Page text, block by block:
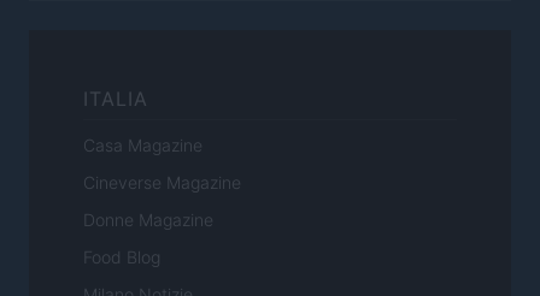
ITALIA
Casa Magazine
Cineverse Magazine
Donne Magazine
Food Blog